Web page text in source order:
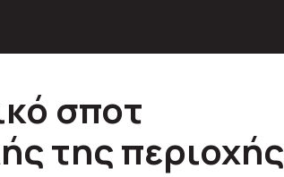
σποτ
της περιοχής